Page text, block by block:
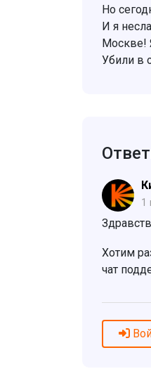
Но
И я
Москве!
Убили в
1
Хотим
чат